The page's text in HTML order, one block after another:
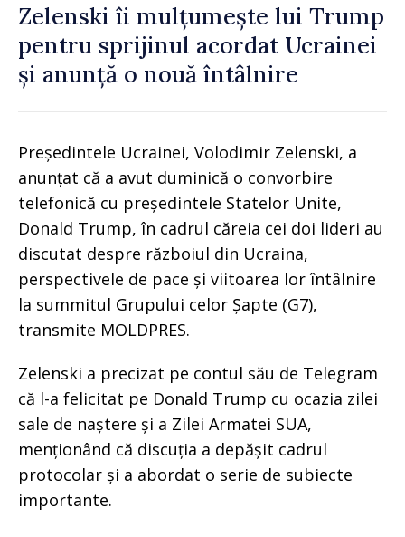
Zelenski îi mulțumește lui Trump
pentru sprijinul acordat Ucrainei
și anunță o nouă întâlnire
Președintele Ucrainei, Volodimir Zelenski, a
anunțat că a avut duminică o convorbire
telefonică cu președintele Statelor Unite,
Donald Trump, în cadrul căreia cei doi lideri au
discutat despre războiul din Ucraina,
perspectivele de pace și viitoarea lor întâlnire
la summitul Grupului celor Șapte (G7),
transmite MOLDPRES.
Zelenski a precizat pe contul său de Telegram
că l-a felicitat pe Donald Trump cu ocazia zilei
sale de naștere și a Zilei Armatei SUA,
menționând că discuția a depășit cadrul
protocolar și a abordat o serie de subiecte
importante.